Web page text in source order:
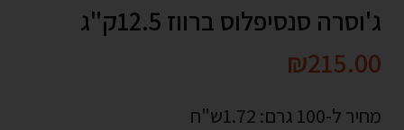
ג'וסרה סנסיפלוס ברווז 12.5ק"ג
₪215.00
מחיר ל-100 גרם: 1.72ש"ח